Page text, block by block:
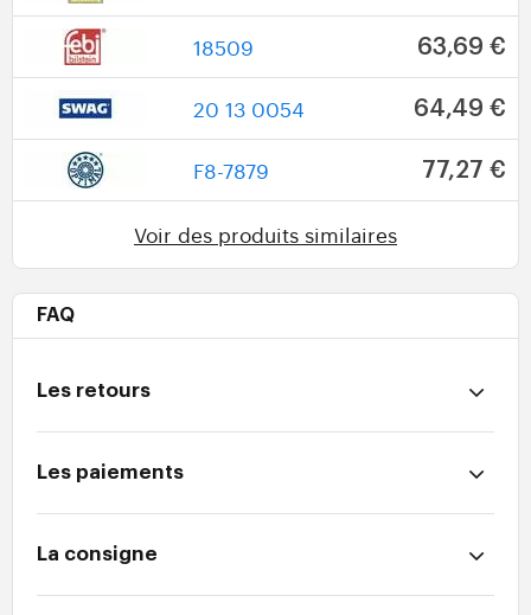
18509 63,69 €
20 13 0054 64,49 €
F8-7879 77,27 €
Voir des produits similaires
FAQ
Les retours
Les paiements
La consigne